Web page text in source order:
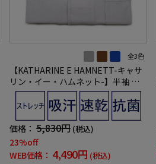
全3色
【KATHARINE E HAMNETT-キャサ
リン・イー・ハムネット-】半袖 ワ
イシャツ ワンピースカラー セミワイ
ド 360°ストレッチ 吸水速乾 へリン
価格： 5,830円 (税込)
23%off
WEB価格： 4,490円 (税込)